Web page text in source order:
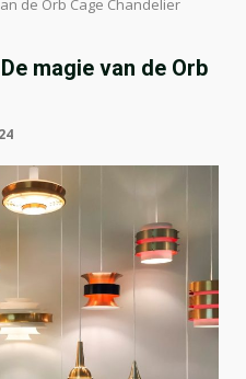
de Orb Cage Chandelier
magie van de Orb